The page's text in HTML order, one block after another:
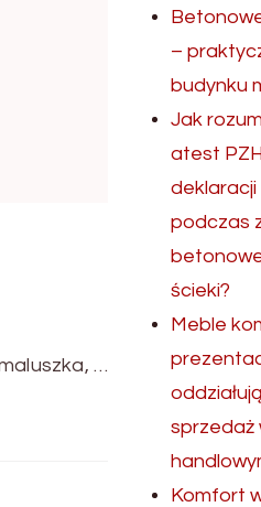
…
–
budynku
Jak
atest
podczas
ścieki?
Meble
sprzedaż
Komfort